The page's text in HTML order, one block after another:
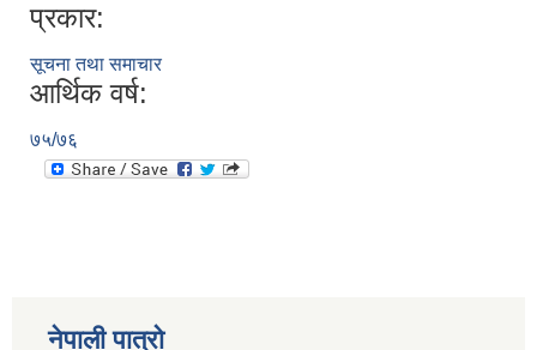
प्रकार:
सूचना तथा समाचार
आर्थिक वर्ष:
७५/७६
नेपाली पात्रो